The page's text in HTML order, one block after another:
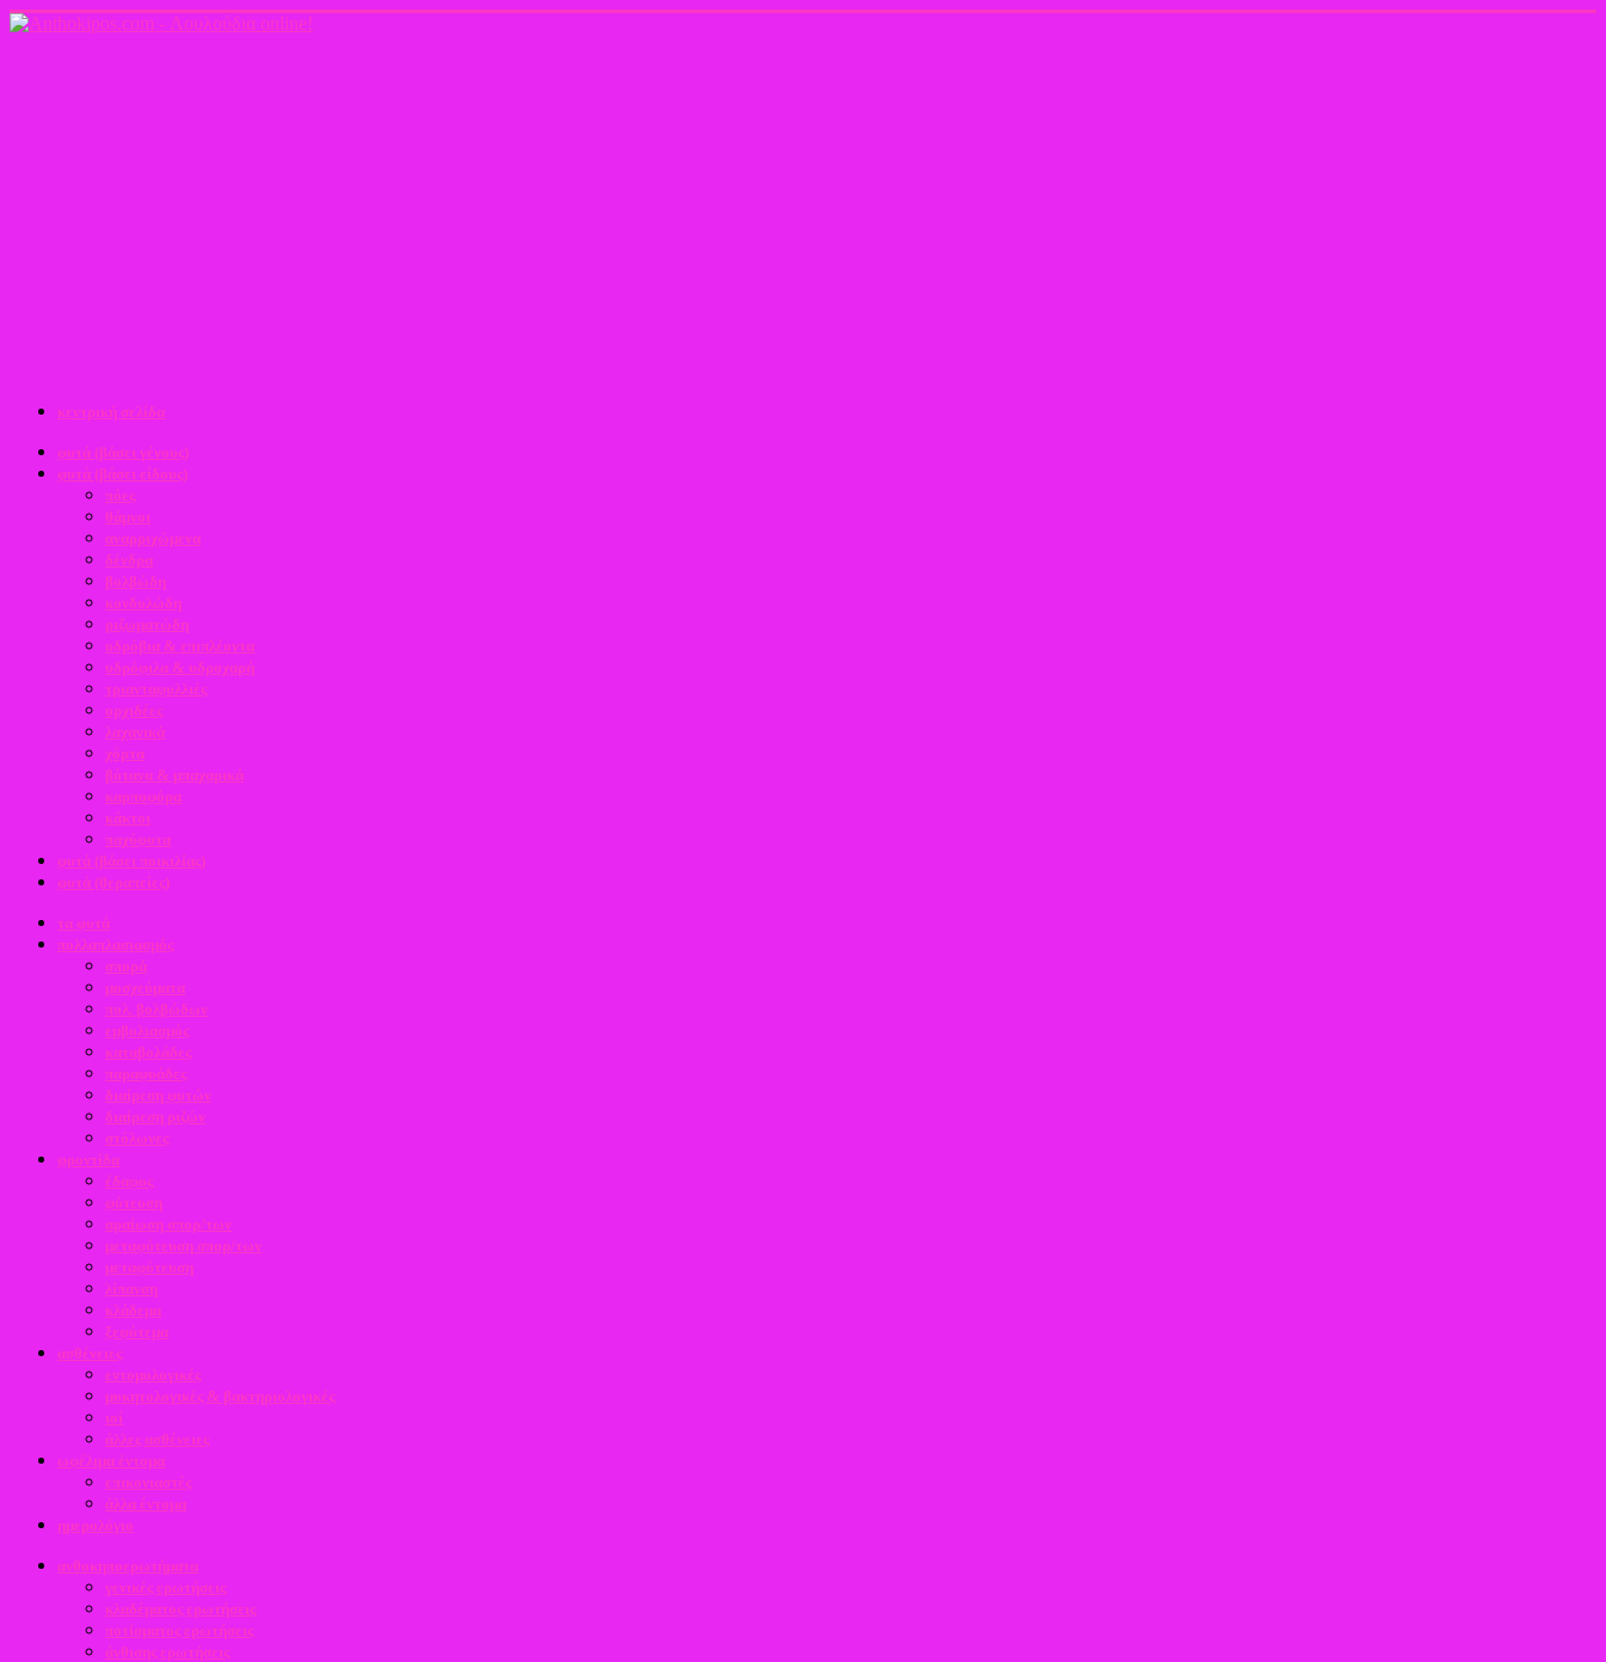
κεντρική σελίδα
φυτά (βάσει γένους)
φυτά (βάσει είδους)
πόες
θάμνοι
αναρριχώμενα
δένδρα
βολβώδη
κονδυλώδη
ριζωματώδη
υδρόβια & επιπλέοντα
υδρόφιλα & υδροχαρή
τριανταφυλλιές
ορχιδέες
λαχανικά
χόρτα
βότανα & μπαχαρικά
καρποφόρα
κάκτοι
παχύφυτα
φυτά (βάσει ποικιλίας)
φυτά (θεραπείες)
τα φυτά
πολλαπλασιασμός
σπορά
μοσχεύματα
πολ. βολβώδων
εμβολιασμός
καταβολάδες
παραφυάδες
διαίρεση φυτών
διαίρεση ριζών
στόλωνες
φροντίδα
έδαφος
φύτευση
αραίωση σπορ/των
μεταφύτευση σπορ/των
μεταφύτευση
λίπανση
κλάδεμα
ξεφύτεμα
ασθένειες
εντομολογικές
μυκητολογικές & βακτηριολογικές
ιοί
άλλες ασθένειες
ωφέλιμα έντομα
επικονιαστές
άλλα έντομα
ημερολόγιο
ανθοκηποερωτήματα
γενικές ερωτήσεις
κλαδέματος ερωτήσεις
ποτίσματος ερωτήσεις
άνθισης ερωτήσεις